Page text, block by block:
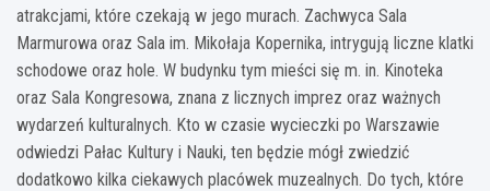
atrakcjami, które czekają w jego murach. Zachwyca Sala
Marmurowa oraz Sala im. Mikołaja Kopernika, intrygują liczne klatki
schodowe oraz hole. W budynku tym mieści się m. in. Kinoteka
oraz Sala Kongresowa, znana z licznych imprez oraz ważnych
wydarzeń kulturalnych. Kto w czasie wycieczki po Warszawie
odwiedzi Pałac Kultury i Nauki, ten będzie mógł zwiedzić
dodatkowo kilka ciekawych placówek muzealnych. Do tych, które